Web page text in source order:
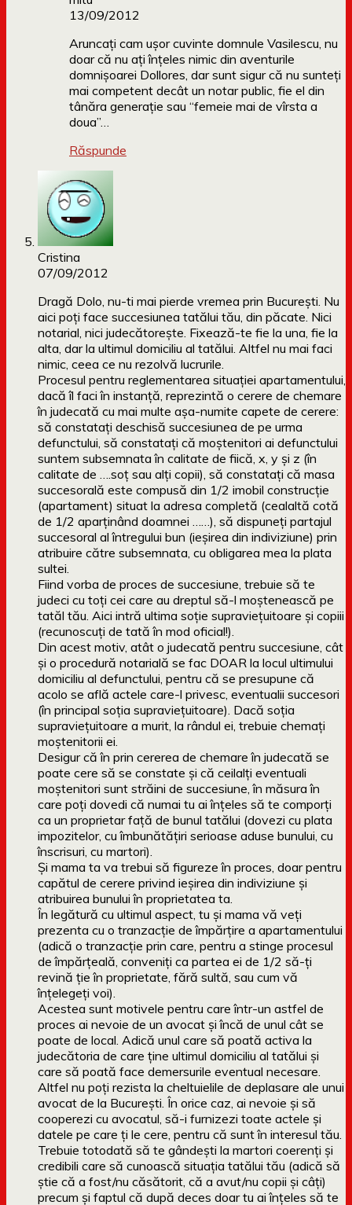
13/09/2012
Aruncaţi cam uşor cuvinte domnule Vasilescu, nu
doar că nu aţi înţeles nimic din aventurile
domnişoarei Dollores, dar sunt sigur că nu sunteţi
mai competent decât un notar public, fie el din
tânăra generaţie sau “femeie mai de vîrsta a
doua”…
Răspunde
Cristina
07/09/2012
Dragă Dolo, nu-ti mai pierde vremea prin București. Nu
aici poți face succesiunea tatălui tău, din păcate. Nici
notarial, nici judecătorește. Fixează-te fie la una, fie la
alta, dar la ultimul domiciliu al tatălui. Altfel nu mai faci
nimic, ceea ce nu rezolvă lucrurile.
Procesul pentru reglementarea situației apartamentului,
dacă îl faci în instanță, reprezintă o cerere de chemare
în judecată cu mai multe așa-numite capete de cerere:
să constatați deschisă succesiunea de pe urma
defunctului, să constatați că moștenitori ai defunctului
suntem subsemnata în calitate de fiică, x, y și z (în
calitate de ….soț sau alți copii), să constatați că masa
succesorală este compusă din 1/2 imobil construcție
(apartament) situat la adresa completă (cealaltă cotă
de 1/2 aparținând doamnei ……), să dispuneți partajul
succesoral al întregului bun (ieșirea din indiviziune) prin
atribuire către subsemnata, cu obligarea mea la plata
sultei.
Fiind vorba de proces de succesiune, trebuie să te
judeci cu toți cei care au dreptul să-l moștenească pe
tatăl tău. Aici intră ultima soție supraviețuitoare și copiii
(recunoscuți de tată în mod oficial!).
Din acest motiv, atât o judecată pentru succesiune, cât
și o procedură notarială se fac DOAR la locul ultimului
domiciliu al defunctului, pentru că se presupune că
acolo se află actele care-l privesc, eventualii succesori
(în principal soția supraviețuitoare). Dacă soția
supraviețuitoare a murit, la rândul ei, trebuie chemați
moștenitorii ei.
Desigur că în prin cererea de chemare în judecată se
poate cere să se constate și că ceilalți eventuali
moștenitori sunt străini de succesiune, în măsura în
care poți dovedi că numai tu ai înțeles să te comporți
ca un proprietar față de bunul tatălui (dovezi cu plata
impozitelor, cu îmbunătățiri serioase aduse bunului, cu
înscrisuri, cu martori).
Și mama ta va trebui să figureze în proces, doar pentru
capătul de cerere privind ieșirea din indiviziune și
atribuirea bunului în proprietatea ta.
În legătură cu ultimul aspect, tu și mama vă veți
prezenta cu o tranzacție de împărțire a apartamentului
(adică o tranzacție prin care, pentru a stinge procesul
de împărțeală, conveniți ca partea ei de 1/2 să-ți
revină ție în proprietate, fără sultă, sau cum vă
înțelegeți voi).
Acestea sunt motivele pentru care într-un astfel de
proces ai nevoie de un avocat și încă de unul cât se
poate de local. Adică unul care să poată activa la
judecătoria de care ține ultimul domiciliu al tatălui și
care să poată face demersurile eventual necesare.
Altfel nu poți rezista la cheltuielile de deplasare ale unui
avocat de la București. În orice caz, ai nevoie și să
cooperezi cu avocatul, să-i furnizezi toate actele și
datele pe care ți le cere, pentru că sunt în interesul tău.
Trebuie totodată să te gândești la martori coerenți și
credibili care să cunoască situația tatălui tău (adică să
știe că a fost/nu căsătorit, că a avut/nu copii și câți)
precum și faptul că după deces doar tu ai înțeles să te